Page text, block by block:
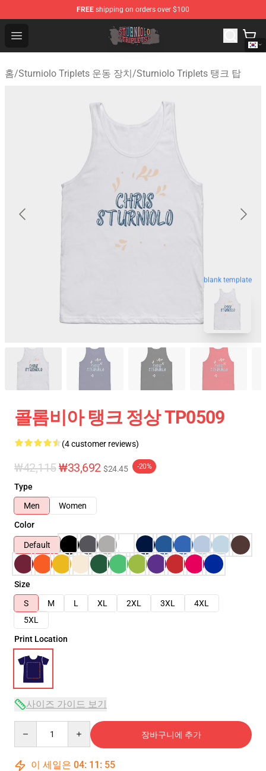
FREE shipping on orders over $100
Open menu
Sturniolo Triplets Shop - Official Sturniolo Triplets
홈/Sturniolo Triplets 운동 장치/Sturniolo Triplets 탱크 탑
blank template
콜롬비아 탱크 정상 TP0509
(4 customer reviews)
₩42,115₩33,692 $24.45 -20%
Type
Men
Women
Color
Default
Size
S
M L XL 2XL 3XL
4XL
5XL
Print Location
사이즈 가이드 보기
장바구니에 추가
이 세일은 04: 11 : 54